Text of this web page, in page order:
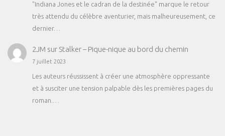
"Indiana Jones et le cadran de la destinée" marque le retour
très attendu du célèbre aventurier, mais malheureusement, ce
dernier…
2JM sur Stalker – Pique-nique au bord du chemin
7 juillet 2023
Les auteurs réussissent à créer une atmosphère oppressante
et à susciter une tension palpable dès les premières pages du
roman.…